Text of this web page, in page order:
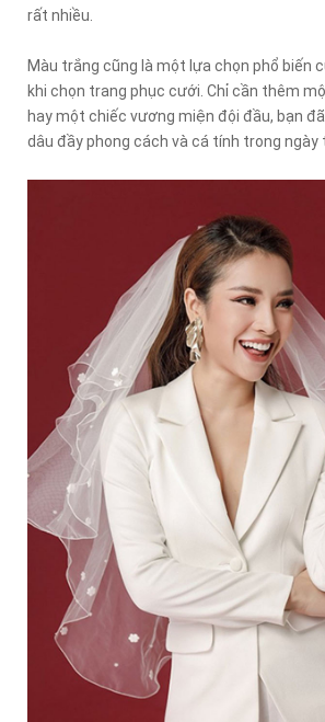
rất nhiều.
Màu trắng cũng là một lựa chọn phổ biến
khi chọn trang phục cưới. Chỉ cần thêm
hay một chiếc vương miện đội đầu, bạn
dâu đầy phong cách và cá tính trong ngày